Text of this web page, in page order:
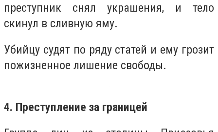
преступник снял украшения, и тело
скинул в сливную яму.
Убийцу судят по ряду статей и ему грозит
пожизненное лишение свободы.
4. Преступление за границей